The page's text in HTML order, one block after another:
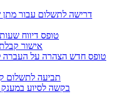
2356 – טופס
2357 –
266 – תביעה
267 – בקשה לסיוע